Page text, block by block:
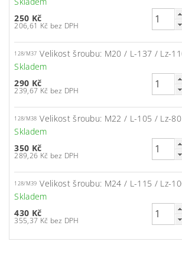
250 Kč
206,61 Kč bez DPH
128/M37 Velikost šroubu: M20 / L-137 / Lz-
Skladem
290 Kč
239,67 Kč bez DPH
128/M38 Velikost šroubu: M22 / L-105 / Lz-
Skladem
350 Kč
289,26 Kč bez DPH
128/M39 Velikost šroubu: M24 / L-115 / Lz-
Skladem
430 Kč
355,37 Kč bez DPH